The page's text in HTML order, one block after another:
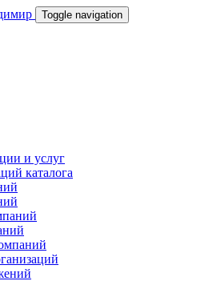
Toggle navigation
и услуг
каталога